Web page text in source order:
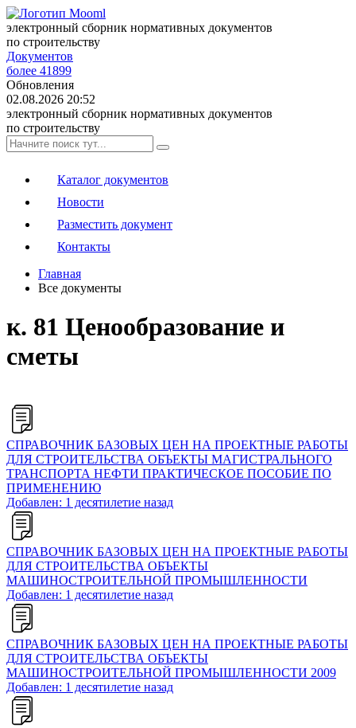
электронный сборник нормативных документов
по строительству
Документов
более 41899
Обновления
02.08.2026 20:52
электронный сборник нормативных документов
по строительству
Каталог документов
Новости
Разместить документ
Контакты
Главная
Все документы
к. 81 Ценообразование и
сметы
СПРАВОЧНИК БАЗОВЫХ ЦЕН НА ПРОЕКТНЫЕ РАБОТЫ
ДЛЯ СТРОИТЕЛЬСТВА ОБЪЕКТЫ МАГИСТРАЛЬНОГО
ТРАНСПОРТА НЕФТИ ПРАКТИЧЕСКОЕ ПОСОБИЕ ПО
ПРИМЕНЕНИЮ
Добавлен: 1 десятилетие назад
СПРАВОЧНИК БАЗОВЫХ ЦЕН НА ПРОЕКТНЫЕ РАБОТЫ
ДЛЯ СТРОИТЕЛЬСТВА ОБЪЕКТЫ
МАШИНОСТРОИТЕЛЬНОЙ ПРОМЫШЛЕННОСТИ
Добавлен: 1 десятилетие назад
СПРАВОЧНИК БАЗОВЫХ ЦЕН НА ПРОЕКТНЫЕ РАБОТЫ
ДЛЯ СТРОИТЕЛЬСТВА ОБЪЕКТЫ
МАШИНОСТРОИТЕЛЬНОЙ ПРОМЫШЛЕННОСТИ 2009
Добавлен: 1 десятилетие назад